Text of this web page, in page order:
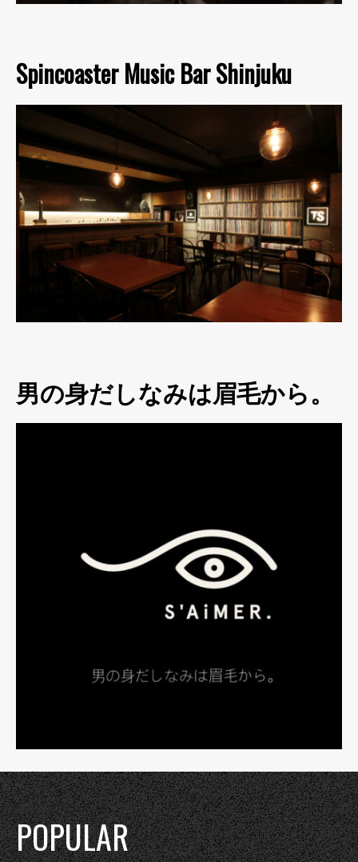
Spincoaster Music Bar Shinjuku
男の身だしなみは眉毛から。
POPULAR